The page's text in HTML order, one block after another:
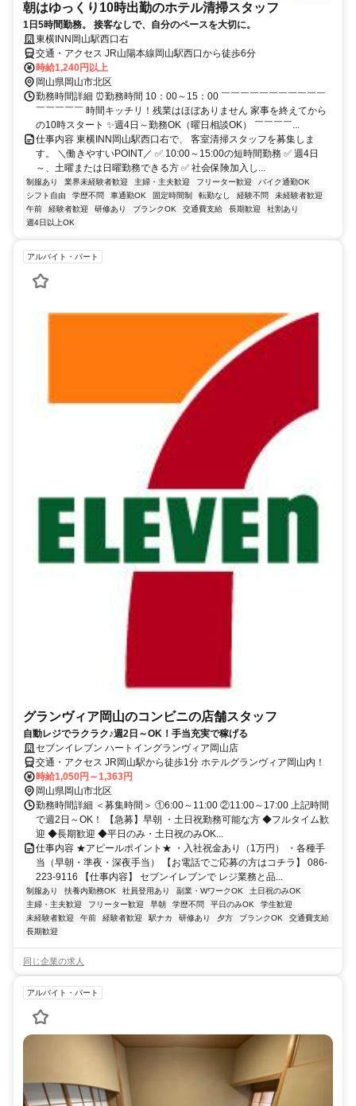
朝はゆっくり10時出勤のホテル清掃スタッフ
1日5時間勤務。 接客なしで、自分のペースを大切に。
東横INN岡山駅西口右
交通・アクセス JR山陽本線岡山駅西口から徒歩6分
時給1,240円以上
岡山県岡山市北区
勤務時間詳細 ⏰勤務時間 10：00～15：00 ￣￣￣￣￣￣￣￣￣￣￣
￣￣￣￣￣ 時間キッチリ！残業はほぼありません 家事を終えてから
の10時スタート ✨週4日～勤務OK（曜日相談OK） ￣￣￣￣...
仕事内容 東横INN岡山駅西口右で、 客室清掃スタッフを募集しま
す。 ＼働きやすいPOINT／ ✅ 10:00～15:00の短時間勤務 ✅ 週4日
～、土曜または日曜勤務できる方 ✅ 社会保険加入し...
制服あり 業界未経験者歓迎 主婦・主夫歓迎 フリーター歓迎
バイク通勤OK
シフト自由
学歴不問 車通勤OK 固定時間制 転勤なし 経験不問
未経験者歓迎
午前
経験者歓迎 研修あり ブランクOK 交通費支給 長期歓迎
社割あり
週4日以上OK
アルバイト・パート
グランヴィア岡山のコンビニの店舗スタッフ
自動レジでラクラク♪週2日～OK！手当充実で稼げる
セブンイレブン ハートイングランヴィア岡山店
交通・アクセス JR岡山駅から徒歩1分 ホテルグランヴィア岡山内！
時給1,050円～1,363円
岡山県岡山市北区
勤務時間詳細 ＜募集時間＞ ①6:00～11:00 ②11:00～17:00 上記時間
で週2日～OK！ 【急募】早朝 ・土日祝勤務可能な方 ◆フルタイム歓
迎 ◆長期歓迎 ◆平日のみ・土日祝のみOK...
仕事内容 ★アピールポイント★ ・入社祝金あり（1万円） ・各種手
当（早朝・準夜・深夜手当） 【お電話でご応募の方はコチラ】 086-
223-9116 【仕事内容】 セブンイレブンで レジ業務と品...
制服あり 扶養内勤務OK 社員登用あり 副業・WワークOK
土日祝のみOK
主婦・主夫歓迎
フリーター歓迎 早朝 学歴不問 平日のみOK
学生歓迎
未経験者歓迎
午前 経験者歓迎 駅ナカ 研修あり 夕方 ブランクOK
交通費支給
長期歓迎
同じ企業の求人
アルバイト・パート